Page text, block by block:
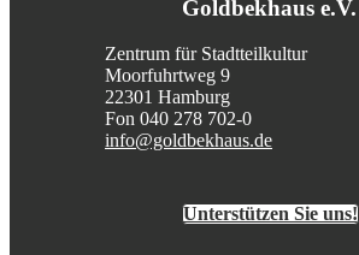
Goldbekhaus e.V.
Zentrum für Stadtteilkultur
Moorfuhrtweg 9
22301 Hamburg
Fon 040 278 702-0
info@goldbekhaus.de
Unterstützen Sie uns!